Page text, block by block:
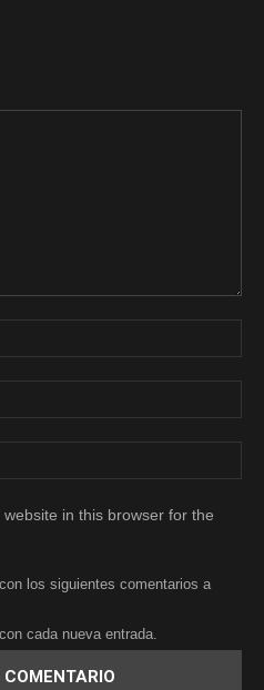
in this browser for the
los siguientes comentarios a
cada nueva entrada.